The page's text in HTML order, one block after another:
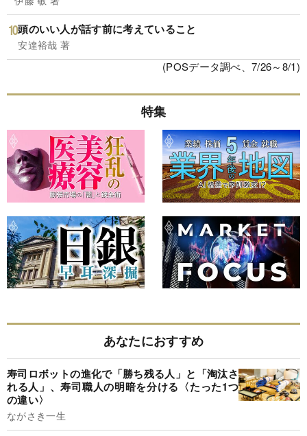
頭のいい人が話す前に考えていること
安達裕哉 著
(POSデータ調べ、7/26～8/1)
特集
あなたにおすすめ
寿司ロボットの進化で「勝ち残る人」と「淘汰さ
れる人」、寿司職人の明暗を分ける〈たった1つ
の違い〉
ながさき一生